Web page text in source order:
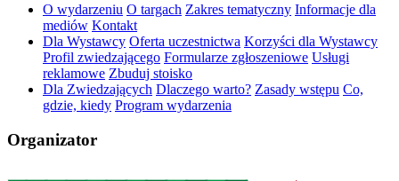
O wydarzeniu O targach Zakres tematyczny Informacje dla
mediów Kontakt
Dla Wystawcy Oferta uczestnictwa Korzyści dla Wystawcy
Profil zwiedzającego Formularze zgłoszeniowe Usługi
reklamowe Zbuduj stoisko
Dla Zwiedzających Dlaczego warto? Zasady wstępu Co,
gdzie, kiedy Program wydarzenia
Organizator